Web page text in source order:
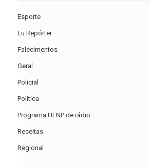
Esporte
Eu Repórter
Falecimentos
Geral
Policial
Política
Programa UENP de rádio
Receitas
Regional